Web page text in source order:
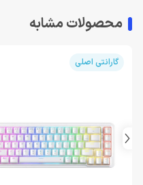
محصولات مشابه
گارانتی اصلی